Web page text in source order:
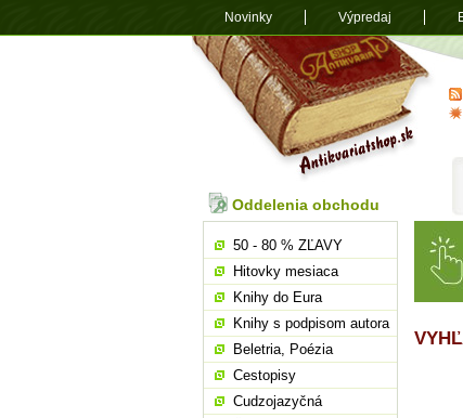
Oddelenia obchodu
50 - 80 % ZĽAVY
Hitovky mesiaca
Knihy do Eura
Knihy s podpisom autora
Beletria, Poézia
Cestopisy
Cudzojazyčná
Novinky Výpredaj